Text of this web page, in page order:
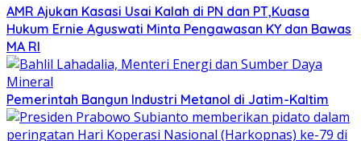
AMR Ajukan Kasasi Usai Kalah di PN dan PT,Kuasa
Hukum Ernie Aguswati Minta Pengawasan KY dan Bawas
MA RI
Pemerintah Bangun Industri Metanol di Jatim-Kaltim